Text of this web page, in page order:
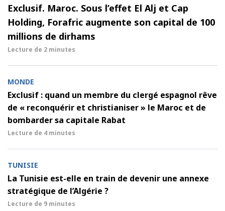
Exclusif. Maroc. Sous l’effet El Alj et Cap
Holding, Forafric augmente son capital de 100
millions de dirhams
Lecture de 2 minutes
MONDE
Exclusif : quand un membre du clergé espagnol rêve
de « reconquérir et christianiser » le Maroc et de
bombarder sa capitale Rabat
Lecture de 4 minutes
TUNISIE
La Tunisie est-elle en train de devenir une annexe
stratégique de l’Algérie ?
Lecture de 9 minutes